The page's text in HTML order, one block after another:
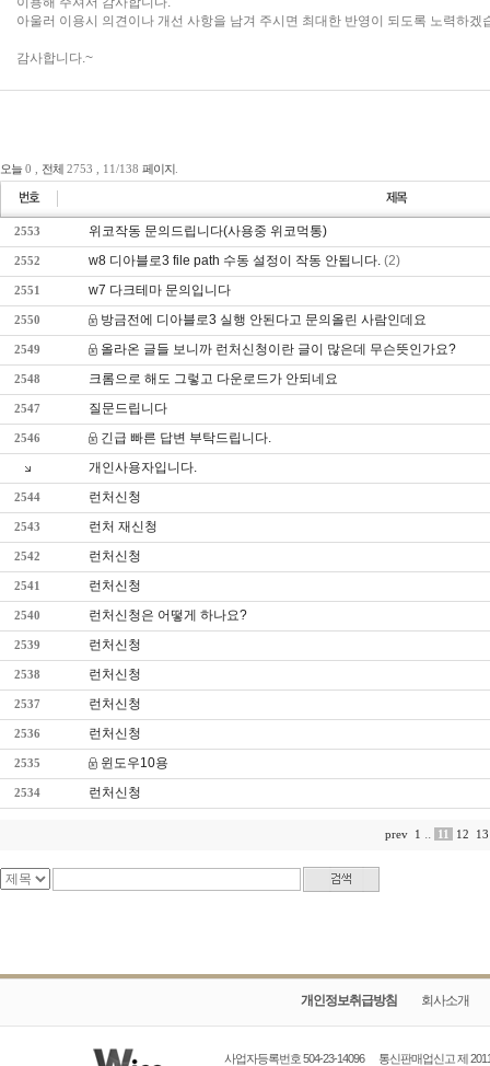
아울러 이용시 의견이나 개선 사항을 남겨 주시면 최대한 반영이 되도록 노력하겠
감사합니다.~
오늘 0 , 전체 2753 , 11/138 페이지
2553 위코작동 문의드립니다(사용중 위코먹통)
2552 w8 디아블로3 file path 수동 설정이 작동 안됩니다. (2)
2551 w7 다크테마 문의입니다
2550 방금전에 디아블로3 실행 안된다고 문의올린 사람인데요
2549 올라온 글들 보니까 런처신청이란 글이 많은데 무슨뜻인가요?
2548 크롬으로 해도 그렇고 다운로드가 안되네요
2547 질문드립니다
2546
긴급 빠른 답변 부탁드립니다.
개인사용자입니다.
2544 런처신청
2543 런처 재신청
2542 런처신청
2541 런처신청
2540 런처신청은 어떻게 하나요?
2539 런처신청
2538 런처신청
2537 런처신청
2536 런처신청
2535 윈도우10용
2534 런처신청
prev 1 .. 11 12 13
개인정보취급방침 회사소개
사업자등록번호 504-23-14096 통신판매업신고제